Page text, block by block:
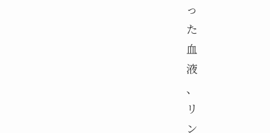
っ
た
血
液
、
リ
ン